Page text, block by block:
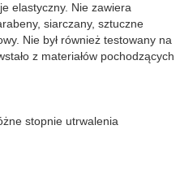
elastyczny. Nie zawiera
siarczany, sztuczne
Nie był również testowany na
z materiałów pochodzących
stopnie utrwalenia